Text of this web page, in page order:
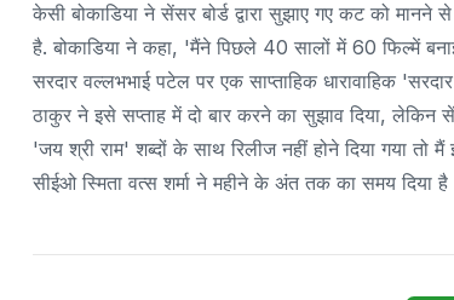
केसी बोकाडिया ने सेंसर बोर्ड द्वारा सुझाए गए कट को
है. बोकाडिया ने कहा, 'मैंने पिछले 40 सालों में 60 फिल्में
सरदार वल्लभभाई पटेल पर एक साप्ताहिक धारावाहिक
ठाकुर ने इसे सप्ताह में दो बार करने का सुझाव दिया, लेकिन
'जय श्री राम' शब्दों के साथ रिलीज नहीं होने दिया गया तो
सीईओ स्मिता वत्स शर्मा ने महीने के अंत तक का समय दिया